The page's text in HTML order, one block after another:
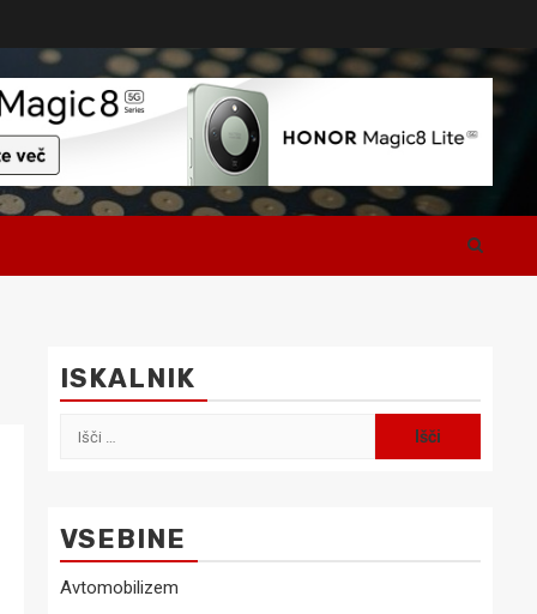
ISKALNIK
Išči:
VSEBINE
Avtomobilizem